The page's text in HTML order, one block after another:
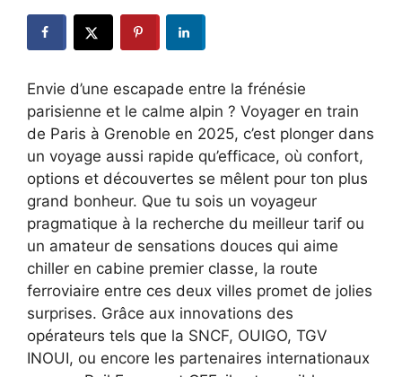
Envie d’une escapade entre la frénésie
parisienne et le calme alpin ? Voyager en train
de Paris à Grenoble en 2025, c’est plonger dans
un voyage aussi rapide qu’efficace, où confort,
options et découvertes se mêlent pour ton plus
grand bonheur. Que tu sois un voyageur
pragmatique à la recherche du meilleur tarif ou
un amateur de sensations douces qui aime
chiller en cabine premier classe, la route
ferroviaire entre ces deux villes promet de jolies
surprises. Grâce aux innovations des
opérateurs tels que la SNCF, OUIGO, TGV
INOUI, ou encore les partenaires internationaux